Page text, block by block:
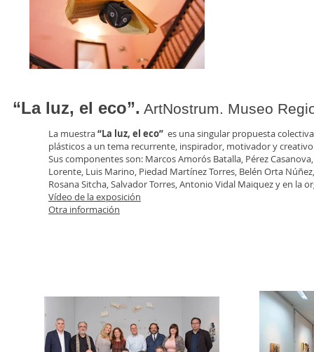
“La luz, el eco”. ArtNostrum. Museo
La muestra“La luz, el eco” es una singular propuesta
plásticos a un tema recurrente, inspirador, motivador y
Sus componentes son: Marcos Amorós Batalla, Pérez
Lorente, Luis Marino, Piedad Martínez Torres, Belén Orta
Rosana Sitcha, Salvador Torres, Antonio Vidal Maiquez y en la
Vídeo de la exposición
Otra información